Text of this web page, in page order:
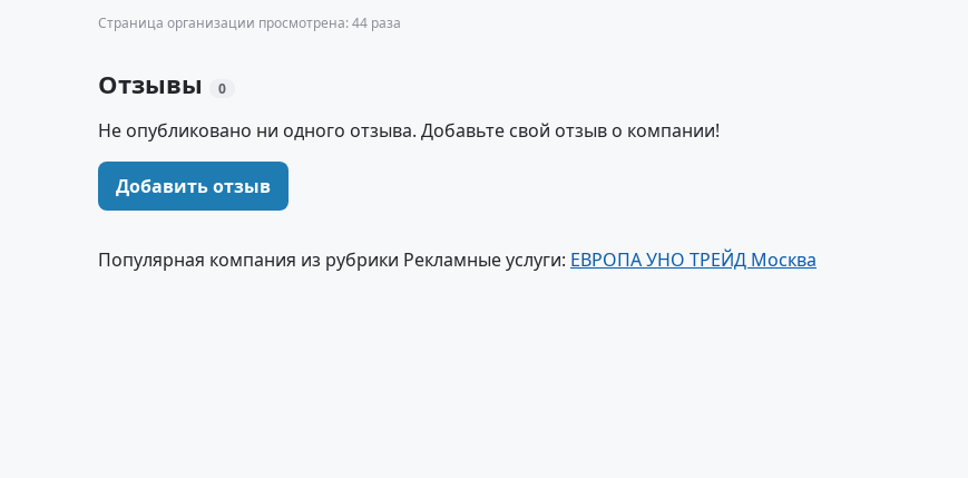
Страница организации просмотрена: 44 раза
Отзывы 0
Не опубликовано ни одного отзыва. Добавьте свой отзыв о компании!
Добавить отзыв
Популярная компания из рубрики Рекламные услуги: ЕВРОПА УНО ТРЕЙД Москва